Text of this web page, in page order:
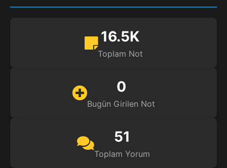
16.5K
Toplam Not
0
Bugün Girilen Not
51
Toplam Yorum